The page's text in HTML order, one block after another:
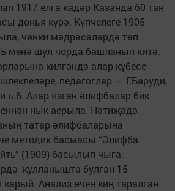
1917 елга кадәр Казанда 60 тан
дөнья күрә. Күпчелеге 1905
чөнки мәдрәсәләрдә төп
менә шул чорда башланып китә.
килгәндә алар күбесе
педагоглар – Г.Баруди,
һ.б. Алар язган әлифбалар бик
нык аерыла. Нәтиҗәдә
татар әлифбаларына
методик басмасы “Әлифба
(1909) басылып чыга.
кулланышта булган 15
Анализ өчен киң таралган